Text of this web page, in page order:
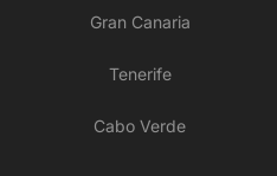
Gran Canaria
Tenerife
Cabo Verde